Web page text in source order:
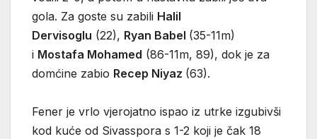
gola. Za goste su zabili Halil
Dervisoglu (22), Ryan Babel (35-11m)
i Mostafa Mohamed (86-11m, 89), dok je za
domćine zabio Recep Niyaz (63).
Fener je vrlo vjerojatno ispao iz utrke izgubivši
kod kuće od Sivasspora s 1-2 koji je čak 18